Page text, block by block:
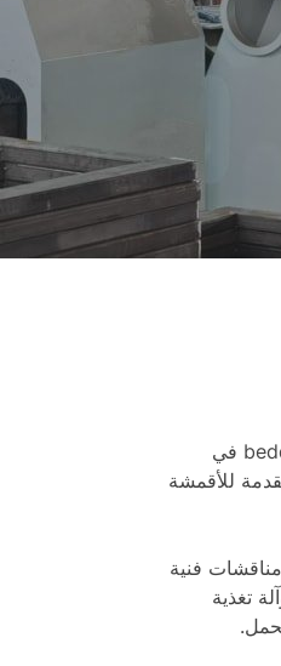
تم شحن خط إنتاج الحشو المترابط حراريًا عالي الكفاءة والجديد تمامًا بنجاح إلى عميلنا في كولومبيا. وبصفتهم موردًا رائدًا لمنتجات أغطية الأسرة وال bedding في
للأقمشة
فنية
تغذية